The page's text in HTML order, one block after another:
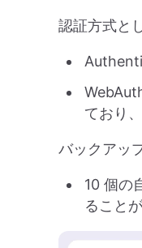
認証方式と
ており
バックアッ
10 個の
ること